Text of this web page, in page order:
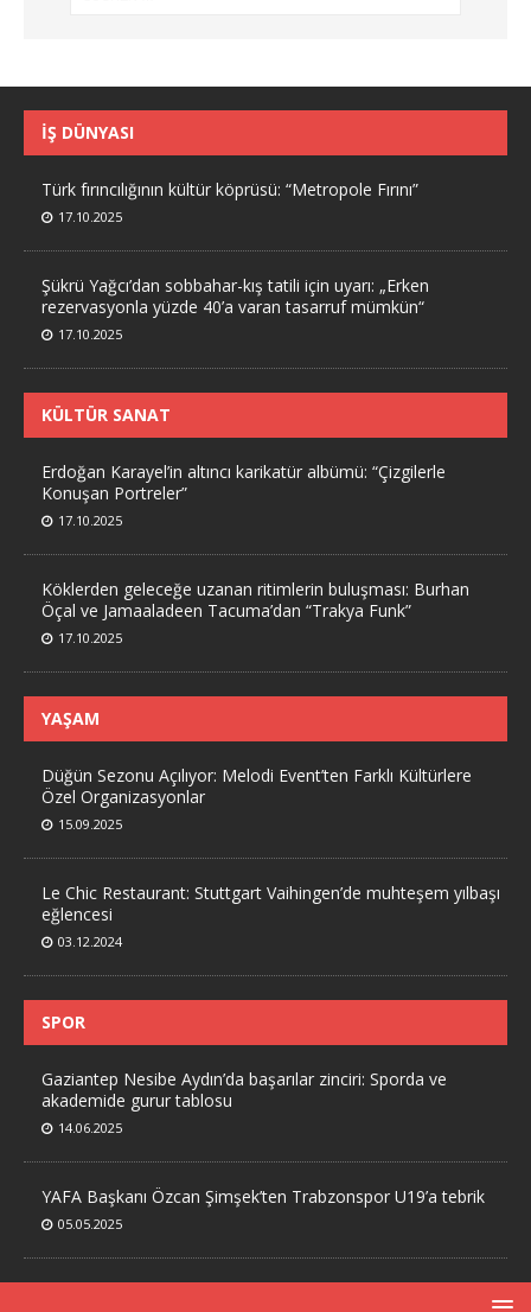
İŞ DÜNYASI
Türk fırıncılığının kültür köprüsü: “Metropole Fırını”
17.10.2025
Şükrü Yağcı’dan sobbahar-kış tatili için uyarı: „Erken
rezervasyonla yüzde 40’a varan tasarruf mümkün“
17.10.2025
KÜLTÜR SANAT
Erdoğan Karayel’in altıncı karikatür albümü: “Çizgilerle
Konuşan Portreler”
17.10.2025
Köklerden geleceğe uzanan ritimlerin buluşması: Burhan
Öçal ve Jamaaladeen Tacuma’dan “Trakya Funk”
17.10.2025
YAŞAM
Düğün Sezonu Açılıyor: Melodi Event’ten Farklı Kültürlere
Özel Organizasyonlar
15.09.2025
Le Chic Restaurant: Stuttgart Vaihingen’de muhteşem yılbaşı
eğlencesi
03.12.2024
SPOR
Gaziantep Nesibe Aydın’da başarılar zinciri: Sporda ve
akademide gurur tablosu
14.06.2025
YAFA Başkanı Özcan Şimşek’ten Trabzonspor U19’a tebrik
05.05.2025